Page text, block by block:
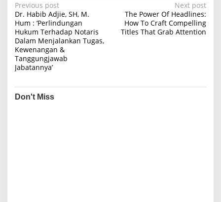
P
o
s
t
n
v
i
Previous post
Dr. Habib Adjie, SH, M.
Hum : ‘Perlindungan
Hukum Terhadap Notaris
Dalam Menjalankan Tugas,
Kewenangan &
Tanggungjawab
Jabatannya’
Next post
The Power Of Headlines:
How To Craft Compelling
Titles That Grab Attention
Don't Miss